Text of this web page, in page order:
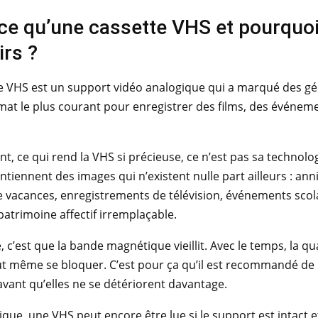
qu’une cassette VHS et
?
VHS est un support vidéo analogique qui a marqué des
le plus courant pour enregistrer des films, des
ce qui rend la VHS si précieuse, ce n’est pas sa
des images qui n’existent nulle part ailleurs :
vacances, enregistrements de télévision, événements
affectif irremplaçable.
c’est que la bande magnétique vieillit. Avec le temps, la
même se bloquer. C’est pour ça qu’il est recommandé
qu’elles ne se détériorent davantage.